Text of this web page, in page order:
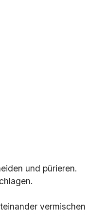
und pürieren.
vermischen